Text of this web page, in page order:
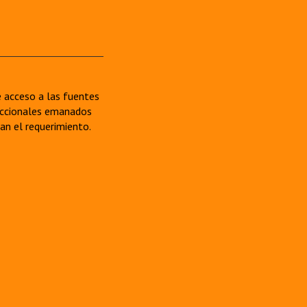
acceso a las fuentes
emanados
el requerimiento.